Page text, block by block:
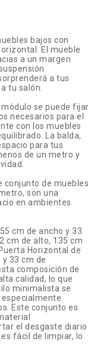
bajos con
El mueble
a un margen
a tus
tu salón.
se puede fijar
necesarios para el
con los muebles
La balda,
para tus
de un metro y
conjunto de muebles
son una
en ambientes
cm de ancho y 33
cm de alto, 135 cm
Horizontal de
33 cm de
composición de
calidad, lo que
minimalista se
Este conjunto es
el desgaste diario
fácil de limpiar, lo